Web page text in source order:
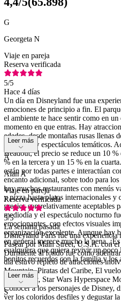
G
Georgeta N
Viaje en pareja
Reserva verificada
5/5
Hace 4 días
Un día en Disneyland fue una
emociones de principio a fin. El
el ambiente te hace sentir como en
momento en que entras. Hay
edades, desde montañas rusas llenas
tranquilas y espectáculos temáticos.
Headout, el precio se reduce un 10
% en la tercera y un 15 % en la
están por todas partes e interactúan
encanto adicional, sobre todo para
hay muchos restaurantes con menús
y pizza hasta platos internacionales y
precios son relativamente aceptables
mediodía y el espectáculo nocturno
emocionantes, con efectos visuales
organización excelente. Aunque hay
en general merece mucho la pena.
cualquiera que quiera revivir un poco
bonitos recuerdos con la familia y los
Leer más
A
Alan A
Viaje en pareja
Reserva verificada
5/5
La semana pasada
Disneyland París fue una
Pasear por Main Street, U.S.A. con
Durmiente al fondo fue como
día estuvo repleto de atracciones
Mountain, Piratas del Caribe, El
Laser Blast, Star Wars Hyperspace
Conocer a los personajes de Disney,
ver los coloridos desfiles y degustar
Leer más
S